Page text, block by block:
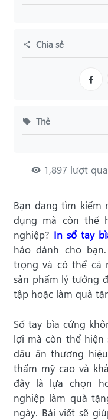
1,897 lượt
Bạn đang tìm kiếm
dụng mà còn thể
nghiệp? In sổ tay
hảo dành cho
trọng và có thể cá
sản phẩm lý tưởng
tập hoặc làm quà
Sổ tay bìa cứng
lợi mà còn thể hiện
dấu ấn thương
thẩm mỹ cao và
đây là lựa chọn
nghiệp làm quà
ngày. Bài viết sẽ
Chia sẻ
Thẻ